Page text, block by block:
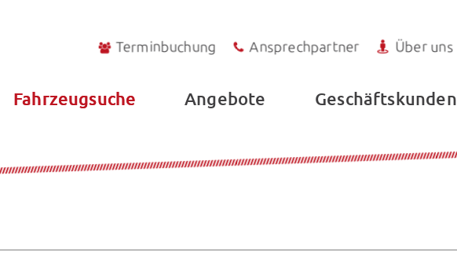
Terminbuchung Ansprechpartner Über uns
Fahrzeugsuche Angebote Geschäftskunden